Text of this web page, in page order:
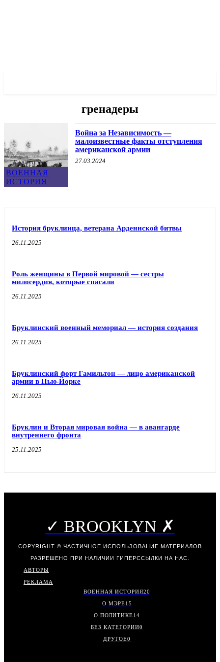
гренадеры
ВОЕННАЯ
ИСТОРИЯ
Война за Независимость —
малоизвестные факты отступления
американской армии
27.03.2024
История бруклинца, ветерана Арденнской битвы
26.11.2025
Роль женщины в Первой мировой — сестры
милосердия, которые спасали
26.11.2025
Бруклинский военный мемориал — история создания
26.11.2025
Бруклинский форт Гамильтон — лицо американской
армии в Нью-Йорке
26.11.2025
Бруклин и Вторая мировая война — в авангарде
внутреннего фронта
25.11.2025
✓ BROOKLYN ✗
COPYRIGHT © ЧАСТИЧНОЕ ИСПОЛЬЗОВАНИЕ МАТЕРИАЛОВ
РАЗРЕШЕНО ПРИ НАЛИЧИИ ГИПЕРССЫЛКИ НА НАС.
АВТОРЫ
РЕКЛАМА
ВОЕННАЯ ИСТОРИЯ20
О МЭРЕ15
О ПОЛИТИКЕ14
БЕЗ КАТЕГОРИИ0
ДРУГОЕ0